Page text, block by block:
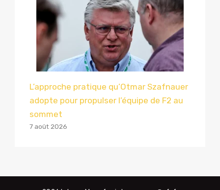
L’approche pratique qu’Otmar Szafnauer
adopte pour propulser l’équipe de F2 au
sommet
7 août 2026